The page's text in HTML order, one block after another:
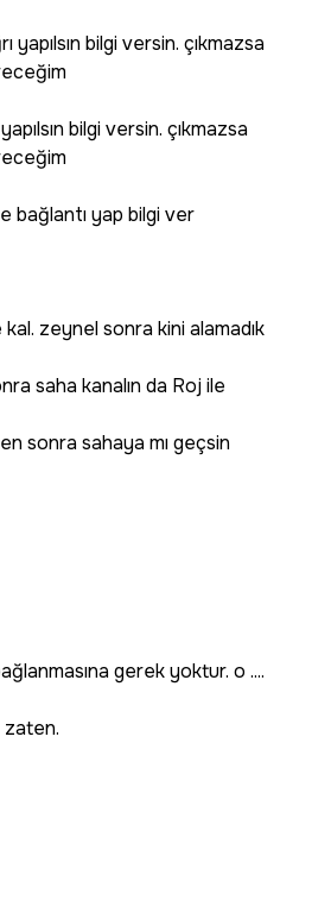
yapılsın bilgi versin. çıkmazsa
bilgi versin. çıkmazsa
bağlantı yap bilgi ver
zeynel sonra kini alamadık
saha kanalın da Roj ile
sonra sahaya mı geçsin
gerek yoktur. o ....